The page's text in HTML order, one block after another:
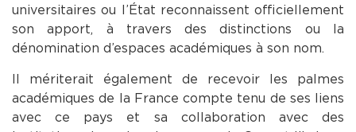
universitaires ou l’État reconnaissent officiellement
son apport, à travers des distinctions ou la
dénomination d’espaces académiques à son nom.
Il mériterait également de recevoir les palmes
académiques de la France compte tenu de ses liens
avec ce pays et sa collaboration avec des